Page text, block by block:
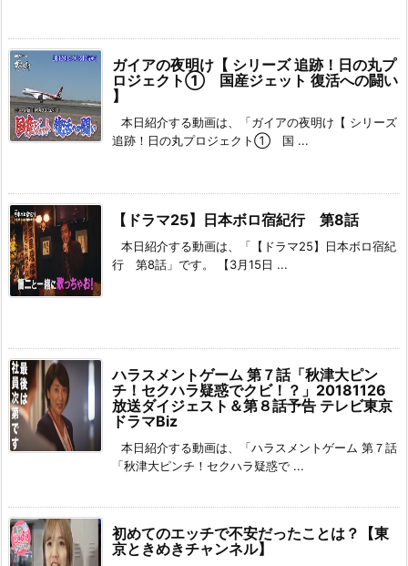
ガイアの夜明け【 シリーズ 追跡！日の丸プ
ロジェクト① 国産ジェット 復活への闘い
】
本日紹介する動画は、「ガイアの夜明け【 シリーズ
追跡！日の丸プロジェクト① 国 ...
【ドラマ25】日本ボロ宿紀行 第8話
本日紹介する動画は、「【ドラマ25】日本ボロ宿紀
行 第8話」です。 【3月15日 ...
ハラスメントゲーム 第７話「秋津大ピン
チ！セクハラ疑惑でクビ！？」20181126
放送ダイジェスト＆第８話予告 テレビ東京
ドラマBiz
本日紹介する動画は、「ハラスメントゲーム 第７話
「秋津大ピンチ！セクハラ疑惑で ...
初めてのエッチで不安だったことは？【東
京ときめきチャンネル】